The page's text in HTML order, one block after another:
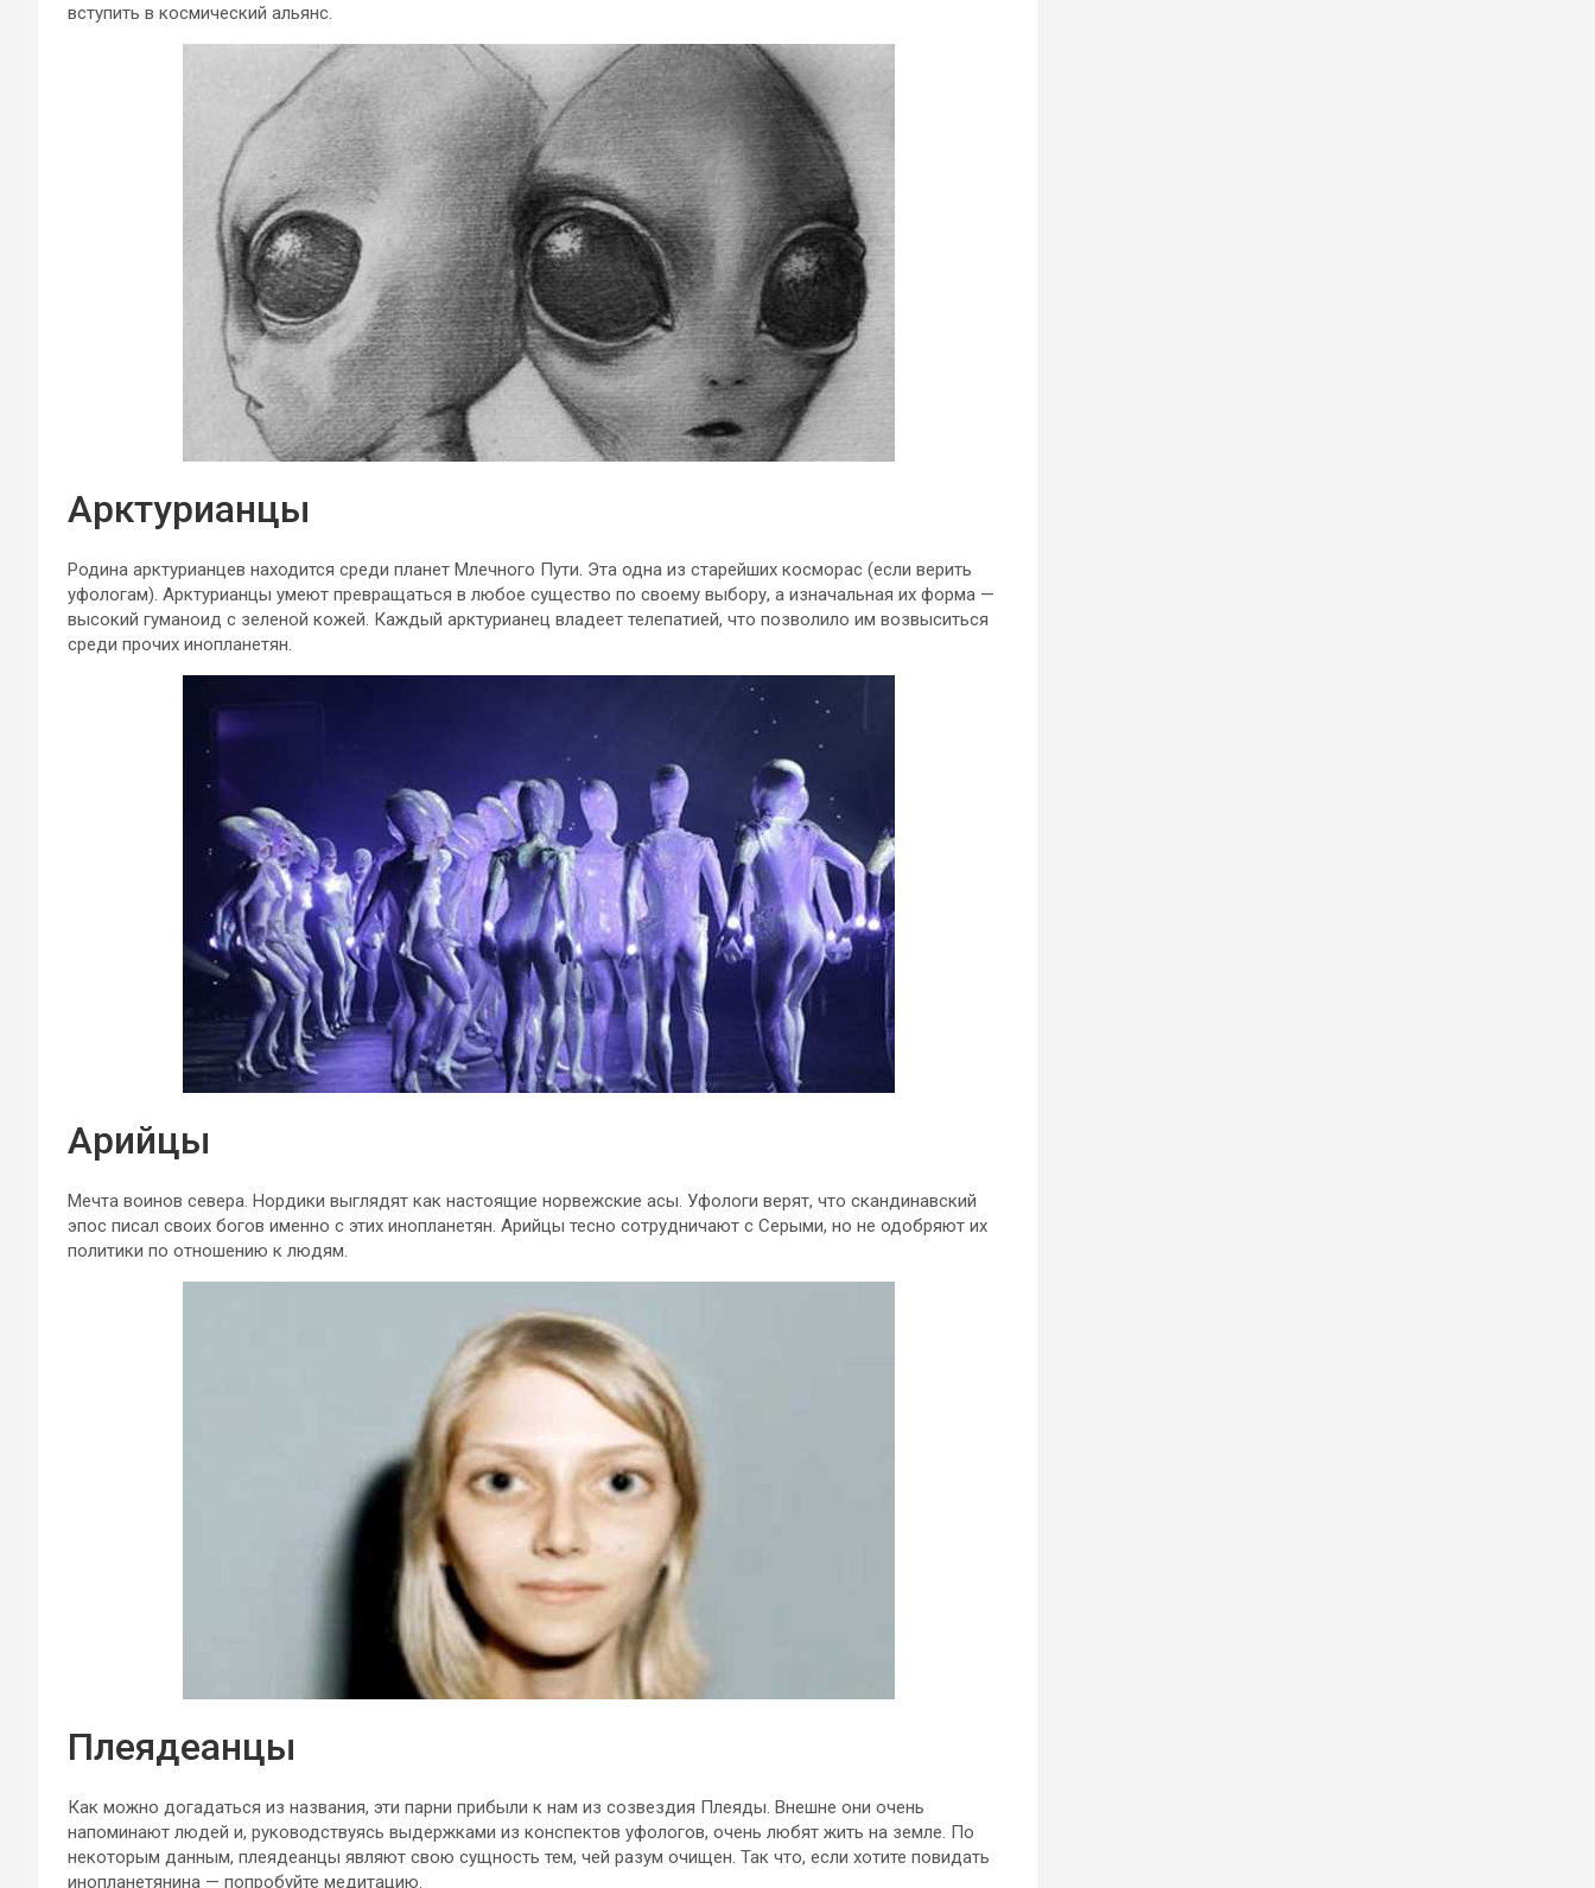
вступить в космический альянс.
Арктурианцы
Родина арктурианцев находится среди планет Млечного Пути. Эта одна из старейших косморас (если верить
уфологам). Арктурианцы умеют превращаться в любое существо по своему выбору, а изначальная их форма —
высокий гуманоид с зеленой кожей. Каждый арктурианец владеет телепатией, что позволило им возвыситься
среди прочих инопланетян.
Арийцы
Мечта воинов севера. Нордики выглядят как настоящие норвежские асы. Уфологи верят, что скандинавский
эпос писал своих богов именно с этих инопланетян. Арийцы тесно сотрудничают с Серыми, но не одобряют их
политики по отношению к людям.
Плеядеанцы
Как можно догадаться из названия, эти парни прибыли к нам из созвездия Плеяды. Внешне они очень
напоминают людей и, руководствуясь выдержками из конспектов уфологов, очень любят жить на земле. По
некоторым данным, плеядеанцы являют свою сущность тем, чей разум очищен. Так что, если хотите повидать
инопланетянина — попробуйте медитацию.